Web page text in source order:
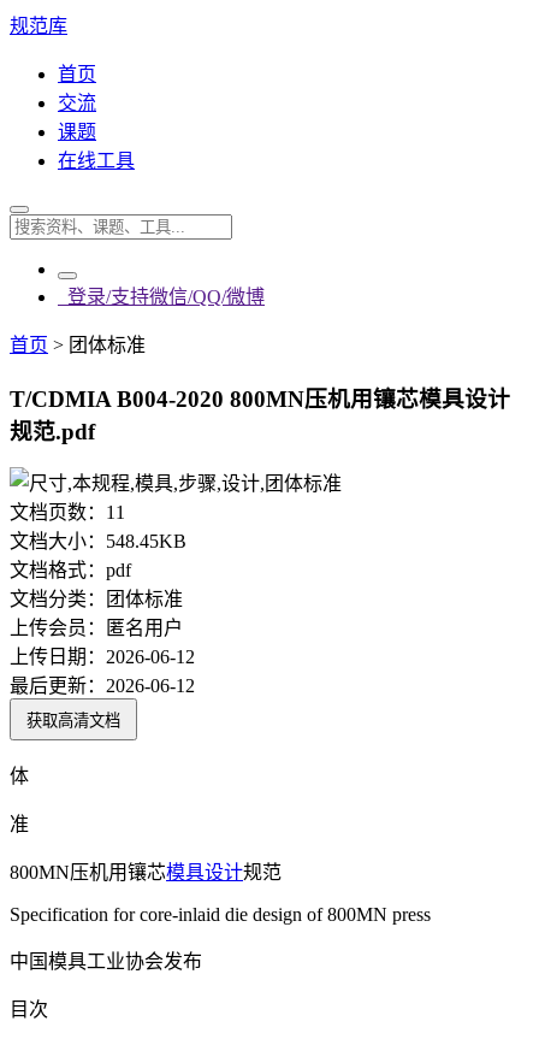
规范库
首页
交流
课题
在线工具
登录/支持微信/QQ/微博
首页 > 团体标准
T/CDMIA B004-2020 800MN压机用镶芯模具设计
规范.pdf
文档页数： 11
文档大小： 548.45KB
文档格式： pdf
文档分类：
团体标准
上传会员：
匿名用户
上传日期： 2026-06-12
最后更新： 2026-06-12
获取高清文档
体
准
800MN压机用镶芯模具设计规范
Specification for core-inlaid die design of 800MN press
中国模具工业协会发布
目次